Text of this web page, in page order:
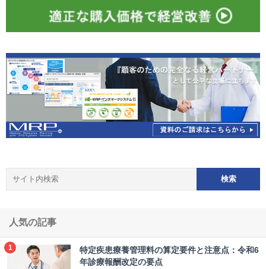
人気の記事
特定疾患療養管理料の算定要件と注意点：令和6
年診療報酬改定の要点